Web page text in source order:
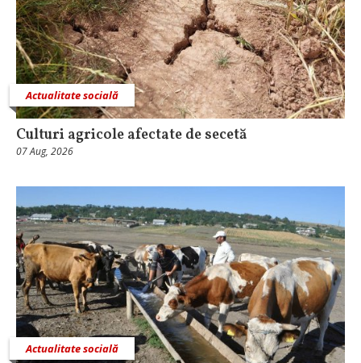
Actualitate socială
Culturi agricole afectate de secetă
07 Aug, 2026
Actualitate socială